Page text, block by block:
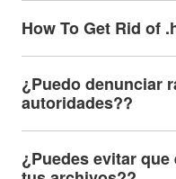
How To Get Rid of
¿Puedo denunciar
autoridades??
¿Puedes evitar